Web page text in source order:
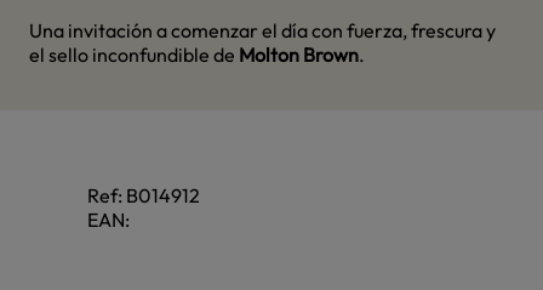
Una invitación a comenzar el día con fuerza, frescura y
el sello inconfundible de Molton Brown.
Ref: B014912
EAN: